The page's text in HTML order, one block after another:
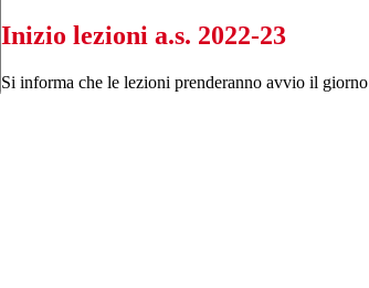
Inizio lezioni a.s. 2022-23
Si informa che le lezioni prenderanno avvio il giorno